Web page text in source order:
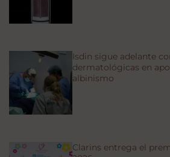
Isdin sigue adelante
dermatológicas en
albinismo
Clarins entrega el